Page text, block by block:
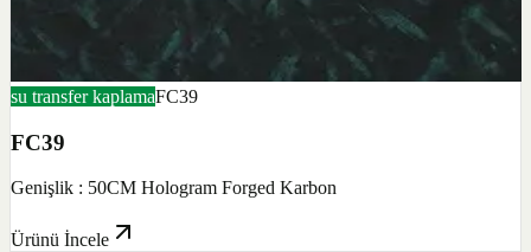
su transfer kaplamaFC39
FC39
Genişlik : 50CM Hologram Forged Karbon
Ürünü İncele